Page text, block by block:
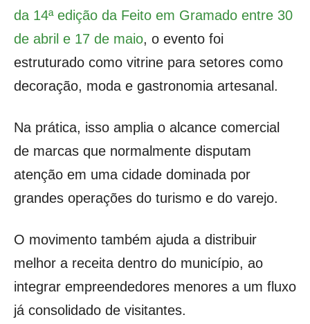
da 14ª edição da Feito em Gramado entre 30
de abril e 17 de maio, o evento foi
estruturado como vitrine para setores como
decoração, moda e gastronomia artesanal.
Na prática, isso amplia o alcance comercial
de marcas que normalmente disputam
atenção em uma cidade dominada por
grandes operações do turismo e do varejo.
O movimento também ajuda a distribuir
melhor a receita dentro do município, ao
integrar empreendedores menores a um fluxo
já consolidado de visitantes.